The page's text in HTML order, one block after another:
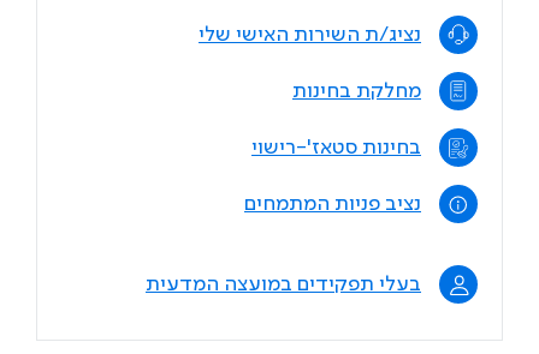
נציג/ת השירות האישי שלי
מחלקת בחינות
בחינות סטאז'-רישוי
נציב פניות המתמחים
בעלי תפקידים במועצה המדעית